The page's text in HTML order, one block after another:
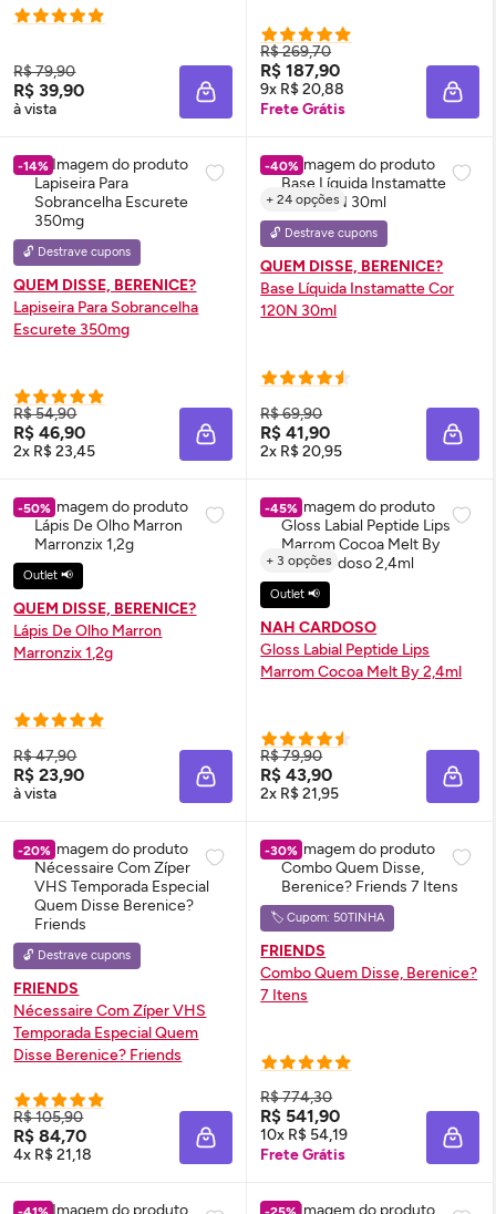
R$ 79,90
R$ 39,90
à vista ADICIONAR À SACOLA
R$ 269,70
R$ 187,90
9x R$ 20,88
Frete Grátis
-14%
🔓 Destrave cupons
QUEM DISSE, BERENICE?
Lapiseira Para Sobrancelha
Escurete 350mg
R$ 54,90
R$ 46,90
2x R$ 23,45 ADICIONAR À SACOLA
-40%
+ 24 opções
🔓 Destrave cupons
QUEM DISSE, BERENICE?
Base Líquida Instamatte Cor
120N 30ml
R$ 69,90
R$ 41,90
2x R$ 20,95
-50%
Outlet 📢
QUEM DISSE, BERENICE?
Lápis De Olho Marron
Marronzix 1,2g
R$ 47,90
R$ 23,90
à vista ADICIONAR À SACOLA
-45%
+ 3 opções
Outlet 📢
NAH CARDOSO
Gloss Labial Peptide Lips
Marrom Cocoa Melt By 2,4ml
R$ 79,90
R$ 43,90
2x R$ 21,95
-20%
🔓 Destrave cupons
FRIENDS
NécessaireCom Zíper VHS
Temporada Especial Quem
Disse Berenice? Friends
R$ 105,90
R$ 84,70
4x R$ 21,18 ADICIONAR À SACOLA
-30%
🏷️ Cupom: 50TINHA
FRIENDS
Combo Quem Disse, Berenice?
7 Itens
R$ 774,30
R$ 541,90
10x R$ 54,19
Frete Grátis